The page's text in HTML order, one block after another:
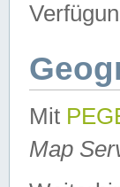
Mit
Map